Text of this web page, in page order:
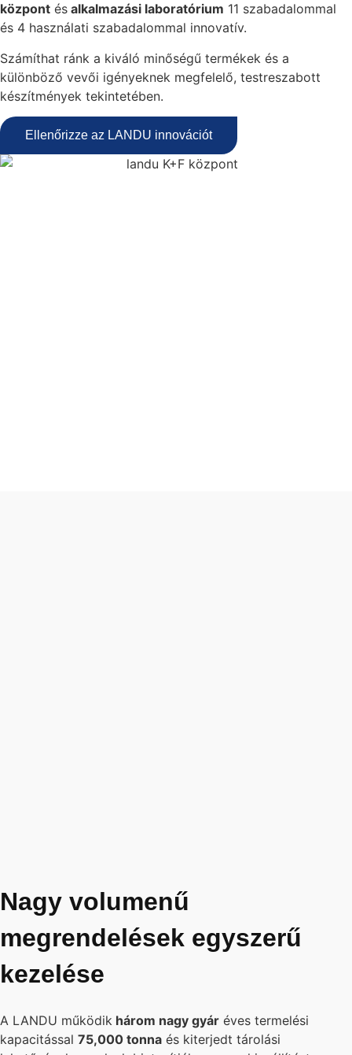
központ és alkalmazási laboratórium 11 szabadalommal
és 4 használati szabadalommal innovatív.
Számíthat ránk a kiváló minőségű termékek és a
különböző vevői igényeknek megfelelő, testreszabott
készítmények tekintetében.
Ellenőrizze az LANDU innovációt
Nagy volumenű
megrendelések egyszerű
kezelése
A LANDU működik három nagy gyár éves termelési
kapacitással 75,000 tonna és kiterjedt tárolási